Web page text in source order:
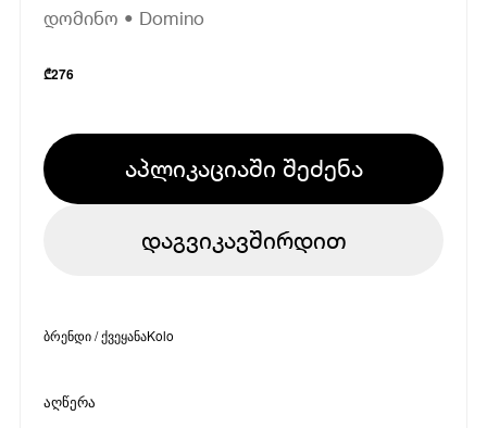
დომინო • Domino
₾276
აპლიკაციაში შეძენა
დაგვიკავშირდით
ბრენდი / ქვეყანაKolo
აღწერა